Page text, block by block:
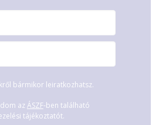
bármikor leiratkozhatsz.
az ÁSZF-ben található
tájékoztatót.